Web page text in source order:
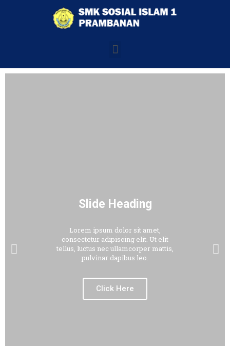
Slide Heading
Lorem ipsum dolor sit amet,
consectetur adipiscing elit. Ut elit
tellus, luctus nec ullamcorper mattis,
pulvinar dapibus leo.
Click Here